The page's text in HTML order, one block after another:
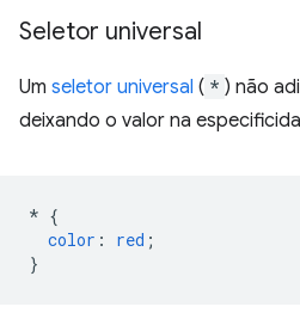
Seletor universal
Um seletor universal ( * ) não
deixando o valor na
* {
color : red ;
}